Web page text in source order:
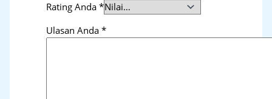
Rating Anda*
Ulasan Anda*